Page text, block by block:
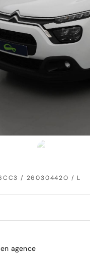
/ 26030442O / L
agence